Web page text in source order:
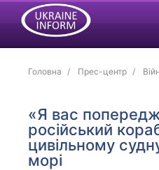
Головна Прес-центр
«Я вас
російський
цивільному
морі